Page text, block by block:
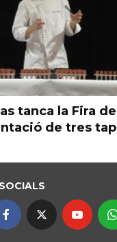
tanca la Fira
de tres